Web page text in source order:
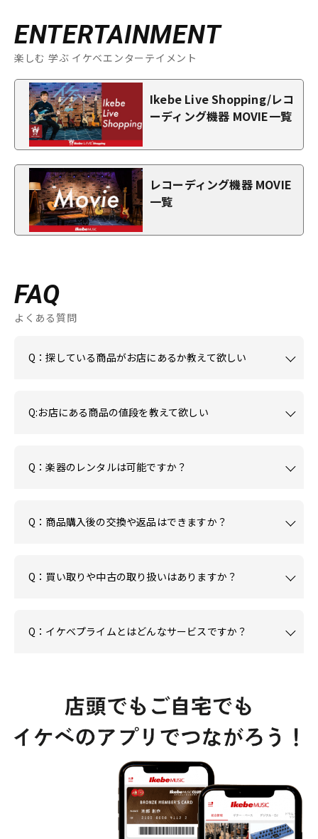
ENTERTAINMENT
楽しむ 学ぶ イケベエンターテイメント
Ikebe Live Shopping/レコ
ーディング機器 MOVIE一覧
レコーディング機器 MOVIE
一覧
FAQ
よくある質問
Q：探している商品がお店にあるか教えて欲しい
Q:お店にある商品の値段を教えて欲しい
Q：楽器のレンタルは可能ですか？
Q：商品購入後の交換や返品はできますか？
Q：買い取りや中古の取り扱いはありますか？
Q：イケベプライムとはどんなサービスですか？